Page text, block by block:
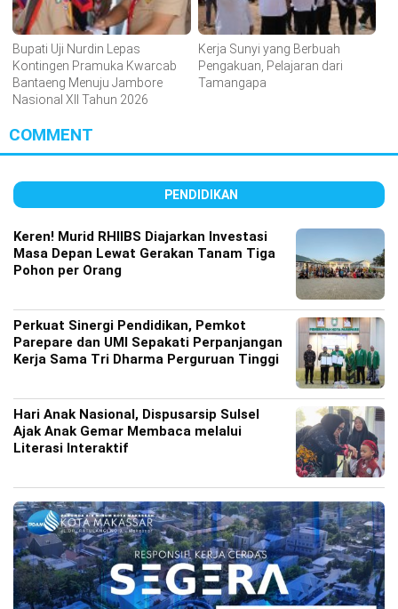
Bupati Uji Nurdin Lepas
Kontingen Pramuka Kwarcab
Bantaeng Menuju Jambore
Nasional XII Tahun 2026
Kerja Sunyi yang Berbuah
Pengakuan, Pelajaran dari
Tamangapa
COMMENT
PENDIDIKAN
Keren! Murid RHIIBS Diajarkan Investasi
Masa Depan Lewat Gerakan Tanam Tiga
Pohon per Orang
Perkuat Sinergi Pendidikan, Pemkot
Parepare dan UMI Sepakati Perpanjangan
Kerja Sama Tri Dharma Perguruan Tinggi
Hari Anak Nasional, Dispusarsip Sulsel
Ajak Anak Gemar Membaca melalui
Literasi Interaktif